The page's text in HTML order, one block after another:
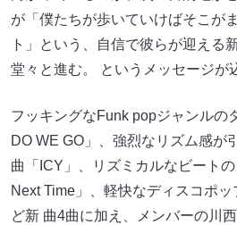
が「僕たちが歩いていけばそこが
ト」という、自信で彼らが迎える
堂々と進む。 というメッセージが
フッキングなFunk popジャンルの
DO WE GO」、強烈なリズム感が
曲「ICY」、リズミカルなビート
Next Time」、軽快なディスコポ
ど新 曲4曲に加え、メンバーの川